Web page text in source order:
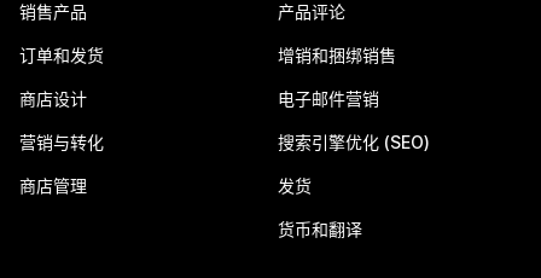
销售产品
订单和发货
商店设计
营销与转化
商店管理
产品评论
增销和捆绑销售
电子邮件营销
搜索引擎优化 (SEO)
发货
货币和翻译